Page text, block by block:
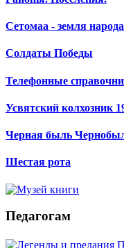
Сетомаа - земля
Солдаты Победы
Телефонные
Усвятский колхозник
Черная быль
Шестая рота
Педагогам